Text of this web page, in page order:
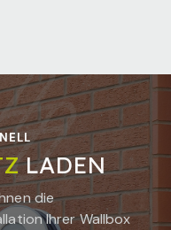
LADEN
die
Ihrer Wallbox